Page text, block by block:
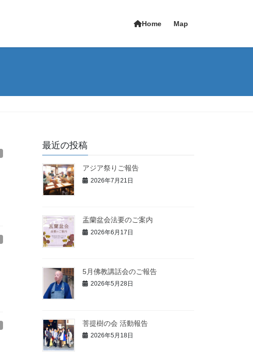
Home Map
最近の投稿
アジア祭りご報告
2026年7月21日
盂蘭盆会法要のご案内
2026年6月17日
5月佛教講話会のご報告
2026年5月28日
菩提樹の会 活動報告
2026年5月18日